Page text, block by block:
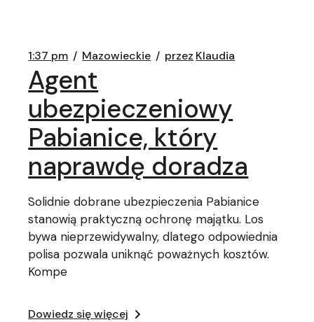
1:37 pm Mazowieckie przez Klaudia
Agent
ubezpieczeniowy
Pabianice, który
naprawdę doradza
Solidnie dobrane ubezpieczenia Pabianice
stanowią praktyczną ochronę majątku. Los
bywa nieprzewidywalny, dlatego odpowiednia
polisa pozwala uniknąć poważnych kosztów.
Kompe
Dowiedz się więcej